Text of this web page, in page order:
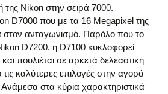
της Nikon στην σειρά 7000.
D7000 που με τα 16 Megapixel της
στον ανταγωνισμό. Παρόλο που το
D7200, η D7100 κυκλοφορεί
πουλιέται σε αρκετά δελεαστική
τις καλύτερες επιλογές στην αγορά
στα κύρια χαρακτηριστικά